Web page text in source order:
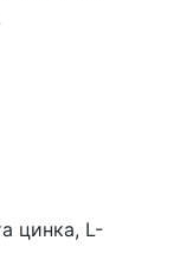
цинка, L-